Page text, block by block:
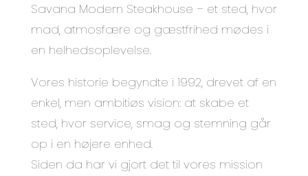
Savana Modern Steakhouse – et sted, hvor
mad, atmosfære og gæstfrihed mødes i
en helhedsoplevelse.
Vores historie begyndte i 1992, drevet af en
enkel, men ambitiøs vision: at skabe et
sted, hvor service, smag og stemning går
op i en højere enhed.
Siden da har vi gjort det til vores mission